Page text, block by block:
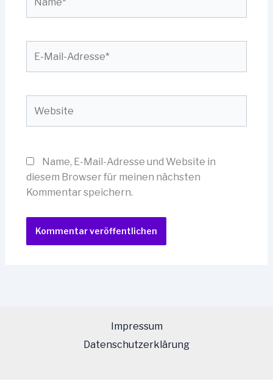
Mail-
Name, E-Mail-Adresse und Website in
diesem Browser für meinen nächsten
Kommentar speichern.
Impressum
Datenschutzerklärung